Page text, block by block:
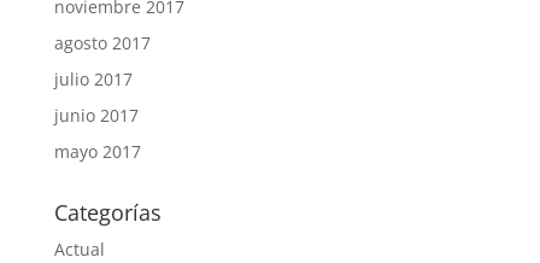
noviembre 2017
agosto 2017
julio 2017
junio 2017
mayo 2017
Categorías
Actual